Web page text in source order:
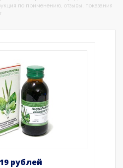
по применению, отзывы, показания
рублей